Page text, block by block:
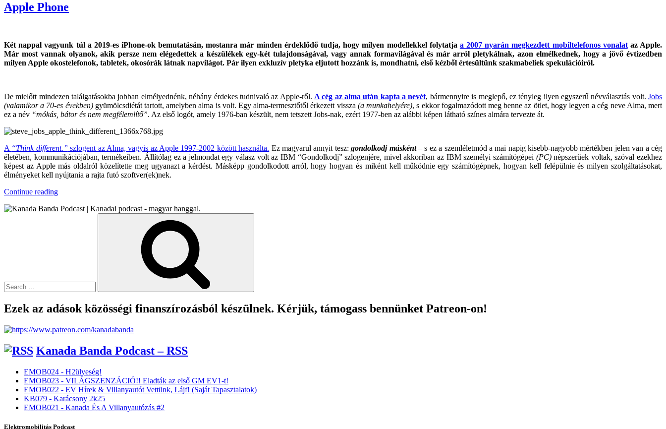
Apple Phone
Két nappal vagyunk túl a 2019-es iPhone-ok bemutatásán, mostanra már minden érdeklődő tudja, hogy milyen modellekkel folytatja a 2007 nyarán megkezdett mobiltelefonos vonalataz Apple.
Már most vannak olyanok, akik persze nem elégedettek a készülékek egy-két tulajdonságával, vagy annak formavilágával és már arról pletykálnak, azon elmélkednek, hogy a jövő évtizedben
milyen Apple okostelefonok, tabletek, okosórák látnak napvilágot. Pár ilyen exkluzív pletyka eljutott hozzánk is, mondhatni, első kézből értesültünk szakmabeliek spekulációiról.
De mielőtt mindezen találgatásokba jobban elmélyednénk, néhány érdekes tudnivaló az Apple-ről. A cég az alma után kapta a nevét, bármennyire is meglepő, ez tényleg ilyen egyszerű névválasztás volt.Jobs
(valamikor a 70-es években)gyümölcsdiétát tartott, amelyben alma is volt. Egy alma-termesztőtől érkezett vissza (a munkahelyére), s ekkor fogalmazódott meg benne az ötlet, hogy legyen a cég neve Alma, mert
ez a név “mókás, bátor és nem megfélemlítő”. Az első logót, amely 1976-ban készült, nem tetszett Jobs-nak, ezért 1977-ben az alábbi képen látható színes almára tervezte át.
A “Think different.” szlogent az Alma, vagyis az Apple 1997-2002 között használta. Ez magyarul annyit tesz:gondolkodj másként– s ez a szemléletmód a mai napig kisebb-nagyobb mértékben jelen van a cég
életében, kommunikációjában, termékeiben. Állítólag ez a jelmondat egy válasz volt az IBM “Gondolkodj” szlogenjére, mivel akkoriban az IBM személyi számítógépei (PC)népszerűek voltak, szóval ezekhez
képest az Apple más oldalról közelítette meg ugyanazt a kérdést. Másképp gondolkodott arról, hogy hogyan és miként kell működnie egy számítógépnek, hogyan kell felépülnie és milyen szolgáltatásokat,
élményeket kell nyújtania a rajta futó szoftver(ek)nek.
Continue reading“Apple
Ezek az adások közösségi finanszírozásból készülnek. Kérjük, támogass bennünket Patreon-on!
Kanada Banda Podcast – RSS
EMOB024 - H2ülyeség!
EMOB023 - VILÁGSZENZÁCIÓ!! Eladták az első GM EV1-t!
EMOB022 - EV Hírek & Villanyautót Vettünk, Lájf! (Saját Tapasztalatok)
KB079 - Karácsony 2k25
EMOB021 - Kanada És A Villanyautózás #2
Elektromobilitás Podcast